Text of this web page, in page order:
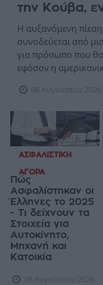
την Κούβα,
Η αυξανόμενη
συνοδεύεται από
για πρόσωπο που
εφόσον η
08 Αυγούστου 2026
ΑΣΦΑΛΙΣΤΙΚΉ
ΑΓΟΡΆ
Πώς
Ασφαλίστηκαν οι
Έλληνες το 2025
- Τι δείχνουν τα
Στοιχεία για
Αυτοκίνητο,
Μηχανή και
Κατοικία
08 Αυγούστου 2026